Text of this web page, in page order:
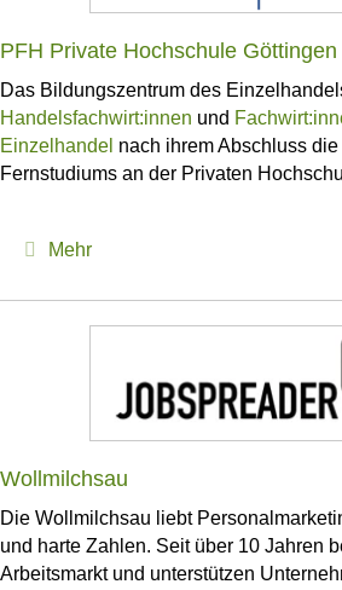
PFH Private Hochschule Göttingen
Das Bildungszentrum des
Handelsfachwirt:innen und
Einzelhandel nach ihrem Abschluss
Fernstudiums an der Privaten
Expand
Mehr
Wollmilchsau
Die Wollmilchsau liebt
und harte Zahlen. Seit über 10 Jahren
Arbeitsmarkt und unterstützen